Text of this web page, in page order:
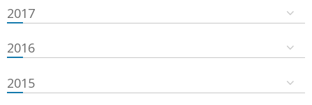
2017
2016
2015